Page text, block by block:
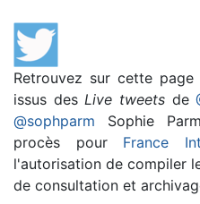
Retrouvez sur cette
issus des Live tweetsde
@sophparm Sophie
procès pour France
l'autorisation de compiler
de consultation et